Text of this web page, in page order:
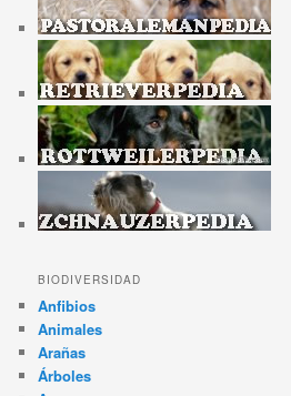
BIODIVERSIDAD
Anfibios
Animales
Arañas
Árboles